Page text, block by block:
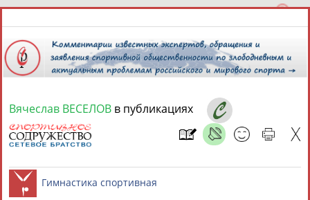
7 августа 2026 года,
СПОРТСМЕНЫ, ТРЕНЕРЫ И СПЕЦИАЛИСТЫ
Вячеслав ВЕСЕЛОВ в публикациях